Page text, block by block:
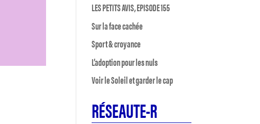
LES PETITS AVIS, EPISODE 155
Sur la face cachée
Sport & croyance
L’adoption pour les nuls
Voir le Soleil et garder le cap
RÉSEAUTE-R